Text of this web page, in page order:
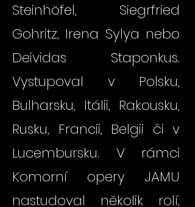
Steinhöfel, Siegrfried
Gohritz, Irena Sylya nebo
Deividas Staponkus.
Vystupoval v Polsku,
Bulharsku, Itálii, Rakousku,
Rusku, Francii, Belgii či v
Lucembursku. V rámci
Komorní opery JAMU
nastudoval několik rolí,